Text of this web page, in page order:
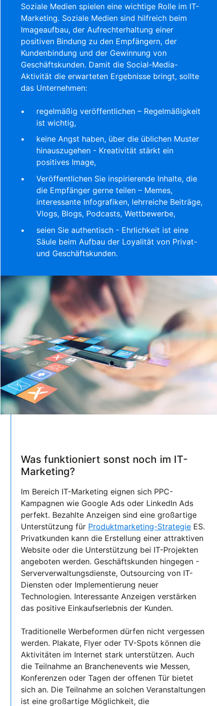
Soziale Medien spielen eine wichtige Rolle im IT-
Marketing. Soziale Medien sind hilfreich beim
Imageaufbau, der Aufrechterhaltung einer
positiven Bindung zu den Empfängern, der
Kundenbindung und der Gewinnung von
Geschäftskunden. Damit die Social-Media-
Aktivität die erwarteten Ergebnisse bringt, sollte
das Unternehmen:
regelmäßig veröffentlichen – Regelmäßigkeit
ist wichtig,
keine Angst haben, über die üblichen Muster
hinauszugehen - Kreativität stärkt ein
positives Image,
Veröffentlichen Sie inspirierende Inhalte, die
die Empfänger gerne teilen – Memes,
interessante Infografiken, lehrreiche Beiträge,
Vlogs, Blogs, Podcasts, Wettbewerbe,
seien Sie authentisch - Ehrlichkeit ist eine
Säule beim Aufbau der Loyalität von Privat-
und Geschäftskunden.
Was funktioniert sonst noch im IT-
Marketing?
Im Bereich IT-Marketing eignen sich PPC-
Kampagnen wie Google Ads oder LinkedIn Ads
perfekt. Bezahlte Anzeigen sind eine großartige
Unterstützung für Produktmarketing-Strategie ES.
Privatkunden kann die Erstellung einer attraktiven
Website oder die Unterstützung bei IT-Projekten
angeboten werden. Geschäftskunden hingegen -
Serververwaltungsdienste, Outsourcing von IT-
Diensten oder Implementierung neuer
Technologien. Interessante Anzeigen verstärken
das positive Einkaufserlebnis der Kunden.
Traditionelle Werbeformen dürfen nicht vergessen
werden. Plakate, Flyer oder TV-Spots können die
Aktivitäten im Internet stark unterstützen. Auch
die Teilnahme an Branchenevents wie Messen,
Konferenzen oder Tagen der offenen Tür bietet
sich an. Die Teilnahme an solchen Veranstaltungen
ist eine großartige Möglichkeit, die